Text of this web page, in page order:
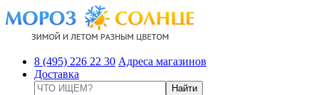
8 (495) 226 22 30 Адреса магазинов
Доставка